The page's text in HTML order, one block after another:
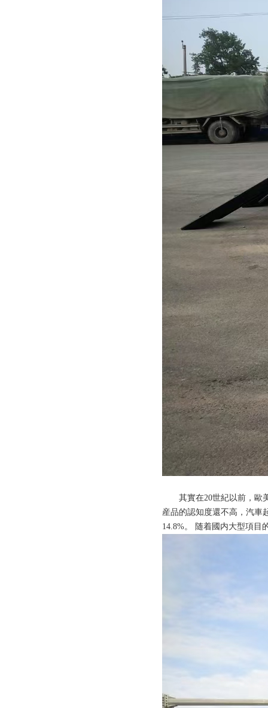
其實在20世紀以前，歐
産品的認知度還不高，汽車
14.8%。 随着國内大型項目